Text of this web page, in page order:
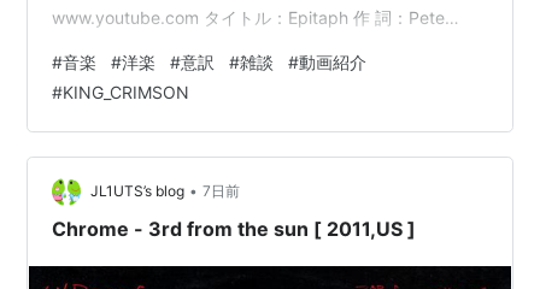
www.youtube.com タイトル：Epitaph 作 詞：Pete
Michael Giles 収録アルバム：In The Court Of The
Crimson King The wall on which the prophets wrote Is
cracking at the …
#音楽 #洋楽 #意訳 #雑談 #動画紹介
#KING_CRIMSON
JL1UTS’s blog • 7日前
Chrome - 3rd from the sun [ 2011,US ]